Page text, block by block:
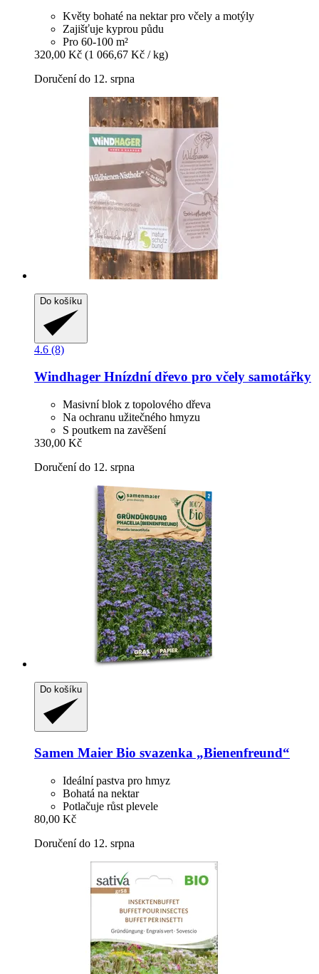
Květy bohaté na nektar pro včely a motýly
Zajišťuje kyprou půdu
Pro 60-100 m²
320,00 Kč (1 066,67 Kč / kg)
Doručení do 12. srpna
Do košíku
4.6 (8)
Windhager Hnízdní dřevo pro včely samotářky
Masivní blok z topolového dřeva
Na ochranu užitečného hmyzu
S poutkem na zavěšení
330,00 Kč
Doručení do 12. srpna
Do košíku
Samen Maier Bio svazenka „Bienenfreund“
Ideální pastva pro hmyz
Bohatá na nektar
Potlačuje růst plevele
80,00 Kč
Doručení do 12. srpna